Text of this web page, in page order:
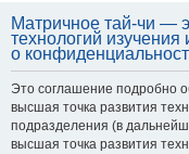
Матричное тай-чи —
технологий
о
Это соглашение подробно
высшая точка развития
подразделения (в
высшая точка развития